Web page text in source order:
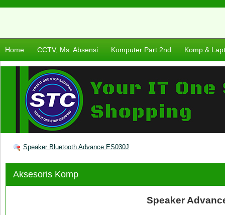
Home CCTV, Ms. Absensi Komputer Part 2nd Komp &
Speaker Bluetooth Advance ES030J
Aksesoris Komp
Speaker